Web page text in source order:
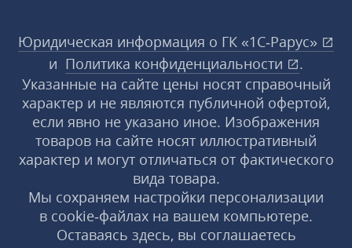
Юридическая информация о ГК «1С‑Рарус»
и Политика конфиденциальности
.
Указанные на сайте цены носят справочный
характер и не являются публичной офертой,
если явно не указано иное. Изображения
товаров на сайте носят иллюстративный
характер и могут отличаться от фактического
вида товара.
Мы сохраняем настройки персонализации
в cookie‑файлах на вашем компьютере.
Оставаясь здесь, вы соглашаетесь